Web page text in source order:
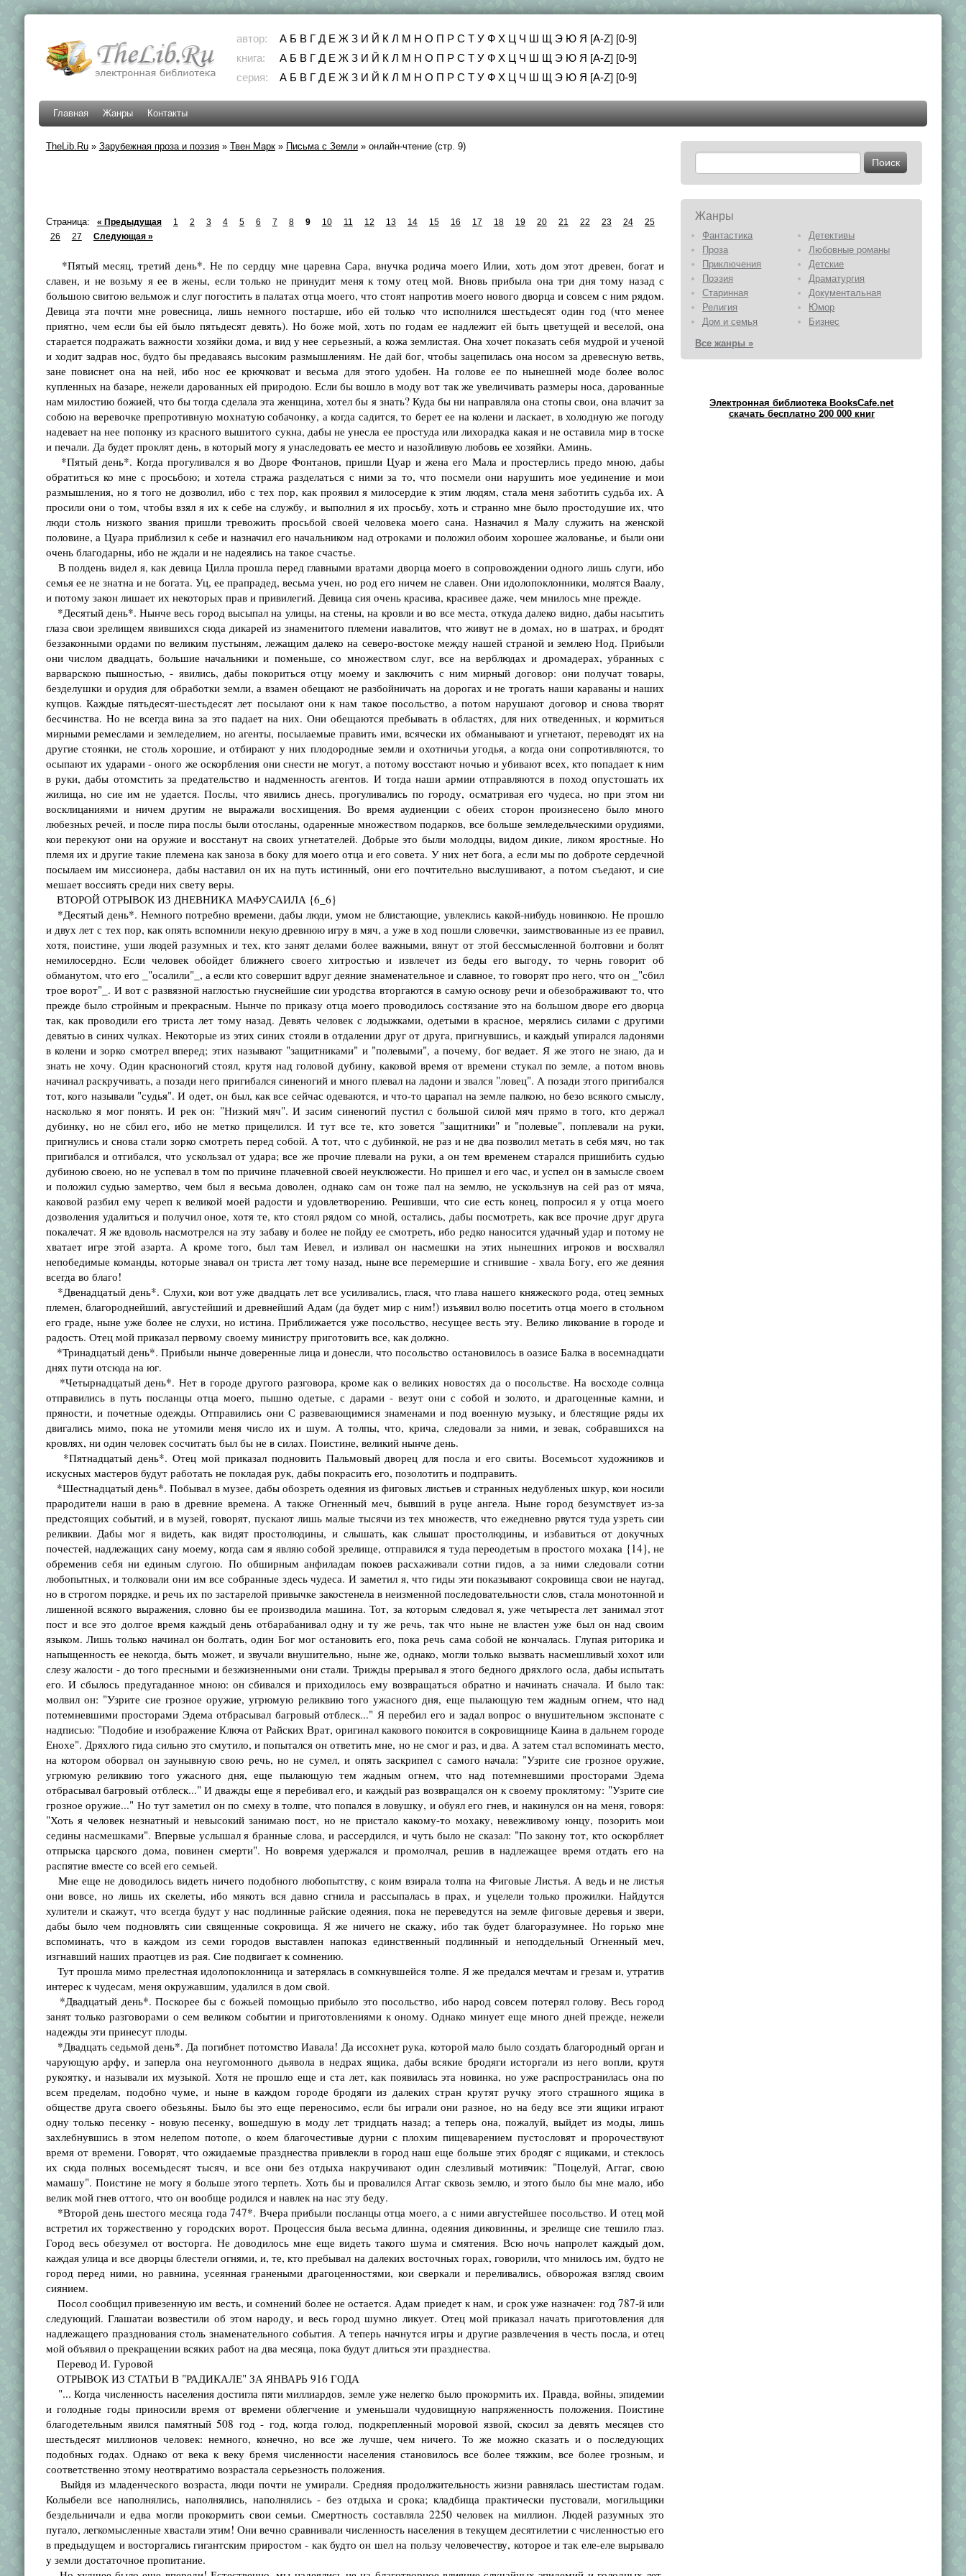
автор: А Б В Г Д Е Ж З И Й К Л М Н О П Р С Т У Ф Х Ц Ч Ш Щ Э Ю Я [A-Z] [0-9]
книга:
А Б В Г Д Е Ж З И Й К Л М Н О П Р С Т У Ф Х Ц Ч Ш Щ Э Ю Я [A-Z] [0-9]
серия:
А Б В Г Д Е Ж З И Й К Л М Н О П Р С Т У Ф Х Ц Ч Ш Щ Э Ю Я [A-Z] [0-9]
Главная Жанры Контакты
TheLib.Ru» Зарубежная проза и поэзия» Твен Марк» Письма с Земли» онлайн-чтение (стр. 9)
Страница: « Предыдущая 1 2 3 4 5 6 7 8 9 10 11 12 13 14 15 16 17 18 19 20 21 22 23 24
25
26
27 Следующая »
*Пятый месяц, третий день*. Не по сердцу мне царевна Сара, внучка родича моего Илии, хоть дом этот древен, богат и
славен, и не возьму я ее в жены, если только не принудит меня к тому отец мой. Вновь прибыла она три дня тому назад с
большою свитою вельмож и слуг погостить в палатах отца моего, что стоят напротив моего нового дворца и совсем с ним рядом.
Девица эта почти мне ровесница, лишь немного постарше, ибо ей только что исполнился шестьдесят один год (что менее
приятно, чем если бы ей было пятьдесят девять). Но боже мой, хоть по годам ее надлежит ей быть цветущей и веселой, она
старается подражать важности хозяйки дома, и вид у нее серьезный, а кожа землистая. Она хочет показать себя мудрой и ученой
и ходит задрав нос, будто бы предаваясь высоким размышлениям. Не дай бог, чтобы зацепилась она носом за древесную ветвь,
зане повиснет она на ней, ибо нос ее крючковат и весьма для этого удобен. На голове ее по нынешней моде более волос
купленных на базаре, нежели дарованных ей природою. Если бы вошло в моду вот так же увеличивать размеры носа, дарованные
нам милостию божией, что бы тогда сделала эта женщина, хотел бы я знать? Куда бы ни направляла она стопы свои, она влачит за
собою на веревочке препротивную мохнатую собачонку, а когда садится, то берет ее на колени и ласкает, в холодную же погоду
надевает на нее попонку из красного вышитого сукна, дабы не унесла ее простуда или лихорадка какая и не оставила мир в тоске
и печали. Да будет проклят день, в который могу я унаследовать ее место и назойливую любовь ее хозяйки. Аминь.
*Пятый день*. Когда прогуливался я во Дворе Фонтанов, пришли Цуар и жена его Мала и простерлись предо мною, дабы
обратиться ко мне с просьбою; и хотела стража разделаться с ними за то, что посмели они нарушить мое уединение и мои
размышления, но я того не дозволил, ибо с тех пор, как проявил я милосердие к этим людям, стала меня заботить судьба их. А
просили они о том, чтобы взял я их к себе на службу, и выполнил я их просьбу, хоть и странно мне было простодушие их, что
люди столь низкого звания пришли тревожить просьбой своей человека моего сана. Назначил я Малу служить на женской
половине, а Цуара приблизил к себе и назначил его начальником над отроками и положил обоим хорошее жалованье, и были они
очень благодарны, ибо не ждали и не надеялись на такое счастье.
В полдень видел я, как девица Цилла прошла перед главными вратами дворца моего в сопровождении одного лишь слуги, ибо
семья ее не знатна и не богата. Уц, ее прапрадед, весьма учен, но род его ничем не славен. Они идолопоклонники, молятся Ваалу,
и потому закон лишает их некоторых прав и привилегий. Девица сия очень красива, красивее даже, чем мнилось мне прежде.
*Десятый день*. Нынче весь город высыпал на улицы, на стены, на кровли и во все места, откуда далеко видно, дабы насытить
глаза свои зрелищем явившихся сюда дикарей из знаменитого племени иавалитов, что живут не в домах, но в шатрах, и бродят
беззаконными ордами по великим пустыням, лежащим далеко на северо-востоке между нашей страной и землею Нод. Прибыли
они числом двадцать, большие начальники и поменьше, со множеством слуг, все на верблюдах и дромадерах, убранных с
варварскою пышностью, - явились, дабы покориться отцу моему и заключить с ним мирный договор: они получат товары,
безделушки и орудия для обработки земли, а взамен обещают не разбойничать на дорогах и не трогать наши караваны и наших
купцов. Каждые пятьдесят-шестьдесят лет посылают они к нам такое посольство, а потом нарушают договор и снова творят
бесчинства. Но не всегда вина за это падает на них. Они обещаются пребывать в областях, для них отведенных, и кормиться
мирными ремеслами и земледелием, но агенты, посылаемые править ими, всячески их обманывают и угнетают, переводят их на
другие стоянки, не столь хорошие, и отбирают у них плодородные земли и охотничьи угодья, а когда они сопротивляются, то
осыпают их ударами - оного же оскорбления они снести не могут, а потому восстают ночью и убивают всех, кто попадает к ним
в руки, дабы отомстить за предательство и надменность агентов. И тогда наши армии отправляются в поход опустошать их
жилища, но сие им не удается. Послы, что явились днесь, прогуливались по городу, осматривая его чудеса, но при этом ни
восклицаниями и ничем другим не выражали восхищения. Во время аудиенции с обеих сторон произнесено было много
любезных речей, и после пира послы были отосланы, одаренные множеством подарков, все больше земледельческими орудиями,
кои перекуют они на оружие и восстанут на своих угнетателей. Добрые это были молодцы, видом дикие, ликом яростные. Но
племя их и другие такие племена как заноза в боку для моего отца и его совета. У них нет бога, а если мы по доброте сердечной
посылаем им миссионера, дабы наставил он их на путь истинный, они его почтительно выслушивают, а потом съедают, и сие
мешает воссиять среди них свету веры.
ВТОРОЙ ОТРЫВОК ИЗ ДНЕВНИКА МАФУСАИЛА {6_6}
*Десятый день*. Немного потребно времени, дабы люди, умом не блистающие, увлеклись какой-нибудь новинкою. Не прошло
и двух лет с тех пор, как опять вспомнили некую древнюю игру в мяч, а уже в ход пошли словечки, заимствованные из ее правил,
хотя, поистине, уши людей разумных и тех, кто занят делами более важными, вянут от этой бессмысленной болтовни и болят
немилосердно. Если человек обойдет ближнего своего хитростью и извлечет из беды его выгоду, то чернь говорит об
обманутом, что его _"осалили"_, а если кто совершит вдруг деяние знаменательное и славное, то говорят про него, что он _"сбил
трое ворот"_. И вот с развязной наглостью гнуснейшие сии уродства вторгаются в самую основу речи и обезображивают то, что
прежде было стройным и прекрасным. Нынче по приказу отца моего проводилось состязание это на большом дворе его дворца
так, как проводили его триста лет тому назад. Девять человек с лодыжками, одетыми в красное, мерялись силами с другими
девятью в синих чулках. Некоторые из этих синих стояли в отдалении друг от друга, пригнувшись, и каждый упирался ладонями
в колени и зорко смотрел вперед; этих называют "защитниками" и "полевыми", а почему, бог ведает. Я же этого не знаю, да и
знать не хочу. Один красноногий стоял, крутя над головой дубину, каковой время от времени стукал по земле, а потом вновь
начинал раскручивать, а позади него пригибался синеногий и много плевал на ладони и звался "ловец". А позади этого пригибался
тот, кого называли "судья". И одет, он был, как все сейчас одеваются, и что-то царапал на земле палкою, но безо всякого смыслу,
насколько я мог понять. И рек он: "Низкий мяч". И засим синеногий пустил с большой силой мяч прямо в того, кто держал
дубинку, но не сбил его, ибо не метко прицелился. И тут все те, кто зовется "защитники" и "полевые", поплевали на руки,
пригнулись и снова стали зорко смотреть перед собой. А тот, что с дубинкой, не раз и не два позволил метать в себя мяч, но так
пригибался и отгибался, что ускользал от удара; все же прочие плевали на руки, а он тем временем старался пришибить судью
дубиною своею, но не успевал в том по причине плачевной своей неуклюжести. Но пришел и его час, и успел он в замысле своем
и положил судью замертво, чем был я весьма доволен, однако сам он тоже пал на землю, не ускользнув на сей раз от мяча,
каковой разбил ему череп к великой моей радости и удовлетворению. Решивши, что сие есть конец, попросил я у отца моего
дозволения удалиться и получил оное, хотя те, кто стоял рядом со мной, остались, дабы посмотреть, как все прочие друг друга
покалечат. Я же вдоволь насмотрелся на эту забаву и более не пойду ее смотреть, ибо редко наносится удачный удар и потому не
хватает игре этой азарта. А кроме того, был там Иевел, и изливал он насмешки на этих нынешних игроков и восхвалял
непобедимые команды, которые знавал он триста лет тому назад, ныне все перемершие и сгнившие - хвала Богу, его же деяния
всегда во благо!
*Двенадцатый день*. Слухи, кои вот уже двадцать лет все усиливались, глася, что глава нашего княжеского рода, отец земных
племен, благороднейший, августейший и древнейший Адам (да будет мир с ним!) изъявил волю посетить отца моего в стольном
его граде, ныне уже более не слухи, но истина. Приближается уже посольство, несущее весть эту. Велико ликование в городе и
радость. Отец мой приказал первому своему министру приготовить все, как должно.
*Тринадцатый день*. Прибыли нынче доверенные лица и донесли, что посольство остановилось в оазисе Балка в восемнадцати
днях пути отсюда на юг.
*Четырнадцатый день*. Нет в городе другого разговора, кроме как о великих новостях да о посольстве. На восходе солнца
отправились в путь посланцы отца моего, пышно одетые, с дарами - везут они с собой и золото, и драгоценные камни, и
пряности, и почетные одежды. Отправились они С развевающимися знаменами и под военную музыку, и блестящие ряды их
двигались мимо, пока не утомили меня число их и шум. А толпы, что, крича, следовали за ними, и зевак, собравшихся на
кровлях, ни один человек сосчитать был бы не в силах. Поистине, великий нынче день.
*Пятнадцатый день*. Отец мой приказал подновить Пальмовый дворец для посла и его свиты. Восемьсот художников и
искусных мастеров будут работать не покладая рук, дабы покрасить его, позолотить и подправить.
*Шестнадцатый день*. Побывал в музее, дабы обозреть одеяния из фиговых листьев и странных недубленых шкур, кои носили
прародители наши в раю в древние времена. А также Огненный меч, бывший в руце ангела. Ныне город безумствует из-за
предстоящих событий, и в музей, говорят, пускают лишь малые тысячи из тех множеств, что ежедневно рвутся туда узреть сии
реликвии. Дабы мог я видеть, как видят простолюдины, и слышать, как слышат простолюдины, и избавиться от докучных
почестей, надлежащих сану моему, когда сам я являю собой зрелище, отправился я туда переодетым в простого мохака {14}, не
обременив себя ни единым слугою. По обширным анфиладам покоев расхаживали сотни гидов, а за ними следовали сотни
любопытных, и толковали они им все собранные здесь чудеса. И заметил я, что гиды эти показывают сокровища свои не наугад,
но в строгом порядке, и речь их по застарелой привычке закостенела в неизменной последовательности слов, стала монотонной и
лишенной всякого выражения, словно бы ее производила машина. Тот, за которым следовал я, уже четыреста лет занимал этот
пост и все это долгое время каждый день отбарабанивал одну и ту же речь, так что ныне не властен уже был он над своим
языком. Лишь только начинал он болтать, один Бог мог остановить его, пока речь сама собой не кончалась. Глупая риторика и
напыщенность ее некогда, быть может, и звучали внушительно, ныне же, однако, могли только вызвать насмешливый хохот или
слезу жалости - до того пресными и безжизненными они стали. Трижды прерывал я этого бедного дряхлого осла, дабы испытать
его. И сбылось предугаданное мною: он сбивался и приходилось ему возвращаться обратно и начинать сначала. И было так:
молвил он: "Узрите сие грозное оружие, угрюмую реликвию того ужасного дня, еще пылающую тем жадным огнем, что над
потемневшими просторами Эдема отбрасывал багровый отблеск..." Я перебил его и задал вопрос о внушительном экспонате с
надписью: "Подобие и изображение Ключа от Райских Врат, оригинал какового покоится в сокровищнице Каина в дальнем городе
Енохе". Дряхлого гида сильно это смутило, и попытался он ответить мне, но не смог и раз, и два. А затем стал вспоминать место,
на котором оборвал он заунывную свою речь, но не сумел, и опять заскрипел с самого начала: "Узрите сие грозное оружие,
угрюмую реликвию того ужасного дня, еще пылающую тем жадным огнем, что над потемневшими просторами Эдема
отбрасывал багровый отблеск..." И дважды еще я перебивал его, и каждый раз возвращался он к своему проклятому: "Узрите сие
грозное оружие..." Но тут заметил он по смеху в толпе, что попался в ловушку, и обуял его гнев, и накинулся он на меня, говоря:
"Хоть я человек незнатный и невысокий занимаю пост, но не пристало какому-то мохаку, невежливому юнцу, позорить мои
седины насмешками". Впервые услышал я бранные слова, и рассердился, и чуть было не сказал: "По закону тот, кто оскорбляет
отпрыска царского дома, повинен смерти". Но вовремя удержался и промолчал, решив в надлежащее время отдать его на
распятие вместе со всей его семьей.
Мне еще не доводилось видеть ничего подобного любопытству, с коим взирала толпа на Фиговые Листья. А ведь и не листья
они вовсе, но лишь их скелеты, ибо мякоть вся давно сгнила и рассыпалась в прах, и уцелели только прожилки. Найдутся
хулители и скажут, что всегда будут у нас подлинные райские одеяния, пока не переведутся на земле фиговые деревья и звери,
дабы было чем подновлять сии священные сокровища. Я же ничего не скажу, ибо так будет благоразумнее. Но горько мне
вспоминать, что в каждом из семи городов выставлен напоказ единственный подлинный и неподдельный Огненный меч,
изгнавший наших праотцев из рая. Сие подвигает к сомнению.
Тут прошла мимо прелестная идолопоклонница и затерялась в сомкнувшейся толпе. Я же предался мечтам и грезам и, утратив
интерес к чудесам, меня окружавшим, удалился в дом свой.
*Двадцатый день*. Поскорее бы с божьей помощью прибыло это посольство, ибо народ совсем потерял голову. Весь город
занят только разговорами о сем великом событии и приготовлениями к оному. Однако минует еще много дней прежде, нежели
надежды эти принесут плоды.
*Двадцать седьмой день*. Да погибнет потомство Иавала! Да иссохнет рука, которой мало было создать благородный орган и
чарующую арфу, и заперла она неугомонного дьявола в недрах ящика, дабы всякие бродяги исторгали из него вопли, крутя
рукоятку, и называли их музыкой. Хотя не прошло еще и ста лет, как появилась эта новинка, но уже распространилась она по
всем пределам, подобно чуме, и ныне в каждом городе бродяги из далеких стран крутят ручку этого страшного ящика в
обществе друга своего обезьяны. Было бы это еще переносимо, если бы играли они разное, но на беду все эти ящики играют
одну только песенку - новую песенку, вошедшую в моду лет тридцать назад; а теперь она, пожалуй, выйдет из моды, лишь
захлебнувшись в этом нелепом потопе, о коем благочестивые дурни с плохим пищеварением пустословят и пророчествуют
время от времени. Говорят, что ожидаемые празднества привлекли в город наш еще больше этих бродяг с ящиками, и стеклось
их сюда полных восемьдесят тысяч, и все они без отдыха накручивают один слезливый мотивчик: "Поцелуй, Аггаг, свою
мамашу". Поистине не могу я больше этого терпеть. Хоть бы и провалился Аггаг сквозь землю, и этого было бы мне мало, ибо
велик мой гнев оттого, что он вообще родился и навлек на нас эту беду.
*Второй день шестого месяца года 747*. Вчера прибыли посланцы отца моего, а с ними августейшее посольство. И отец мой
встретил их торжественно у городских ворот. Процессия была весьма длинна, одеяния диковинны, и зрелище сие тешило глаз.
Город весь обезумел от восторга. Не доводилось мне еще видеть такого шума и смятения. Всю ночь напролет каждый дом,
каждая улица и все дворцы блестели огнями, и, те, кто пребывал на далеких восточных горах, говорили, что мнилось им, будто не
город перед ними, но равнина, усеянная гранеными драгоценностями, кои сверкали и переливались, обворожая взгляд своим
сиянием.
Посол сообщил привезенную им весть, и сомнений более не остается. Адам приедет к нам, и срок уже назначен: год 787-й или
следующий. Глашатаи возвестили об этом народу, и весь город шумно ликует. Отец мой приказал начать приготовления для
надлежащего празднования столь знаменательного события. А теперь начнутся игры и другие развлечения в честь посла, и отец
мой объявил о прекращении всяких работ на два месяца, пока будут длиться эти празднества.
Перевод И. Гуровой
ОТРЫВОК ИЗ СТАТЬИ В "РАДИКАЛЕ" ЗА ЯНВАРЬ 916 ГОДА
"... Когда численность населения достигла пяти миллиардов, земле уже нелегко было прокормить их. Правда, войны, эпидемии
и голодные годы приносили время от времени облегчение и уменьшали чудовищную напряженность положения. Поистине
благодетельным явился памятный 508 год - год, когда голод, подкрепленный моровой язвой, скосил за девять месяцев сто
шестьдесят миллионов человек: немного, конечно, но все же лучше, чем ничего. То же можно сказать и о последующих
подобных годах. Однако от века к веку бремя численности населения становилось все более тяжким, все более грозным, и
соответственно этому неотвратимо возрастала серьезность положения.
Выйдя из младенческого возраста, люди почти не умирали. Средняя продолжительность жизни равнялась шестистам годам.
Колыбели все наполнялись, наполнялись, наполнялись - без отдыха и срока; кладбища практически пустовали, могильщики
бездельничали и едва могли прокормить свои семьи. Смертность составляла 2250 человек на миллион. Людей разумных это
пугало, легкомысленные хвастали этим! Они вечно сравнивали численность населения в текущем десятилетии с численностью его
в предыдущем и восторгались гигантским приростом - как будто он шел на пользу человечеству, которое и так еле-еле вырывало
у земли достаточное пропитание.
Жанры
Фантастика
Детективы
Проза
Любовные романы
Приключения
Детские
Поэзия
Драматургия
Старинная
Документальная
Религия
Юмор
Дом и семья
Бизнес
Все жанры »
Электронная библиотека BooksCafe.net
скачать бесплатно 200 000 книг